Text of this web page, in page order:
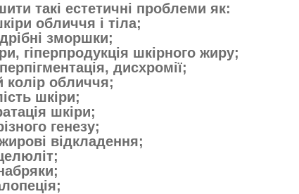
такі естетичні проблеми як:
обличчя і тіла;
зморшки;
гіперпродукція шкірного жиру;
дисхромії;
колір обличчя;
шкіри;
шкіри;
генезу;
відкладення;